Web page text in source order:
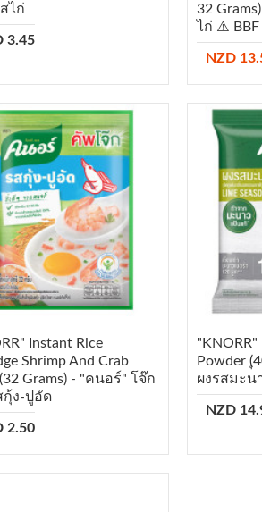
ไก่
3.45
32
ไก่ ⚠️
NZD
Instant Rice
Shrimp And Crab
Grams) - "คนอร์" โจ๊ก
กุ้ง-ปูอัด
2.50
"KNORR"
Powder (ุ
ผงรสมะน
NZD